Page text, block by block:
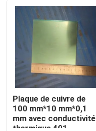
Produits
Vidéos
Plaque de cuivre de
100 mm*10 mm*0,1
mm avec conductivité
thermique 401